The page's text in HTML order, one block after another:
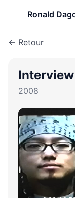
Ronald
← Retour
2008